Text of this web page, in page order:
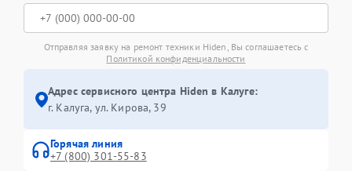
Отправляя заявку на ремонт техники Hiden, Вы соглашаетесь с
Политикой конфиденциальности
Адрес сервисного центра Hiden в Калуге:
г. Калуга, ул. Кирова, 39
Горячая линия
+7 (800) 301-55-83